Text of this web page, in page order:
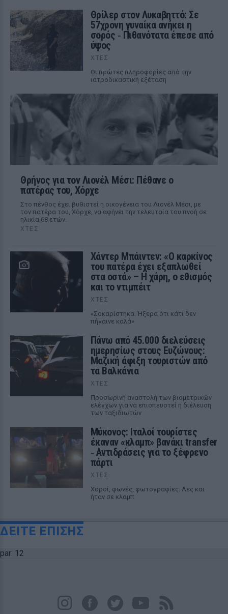
Θρίλερ στον Λυκαβηττό: Σε
57χρονη γυναίκα ανήκει η
σορός ‑ Πιθανότατα έπεσε από
ύψος
ΧΤΕΣ
Οι πρώτες πληροφορίες από την
ιατροδικαστική εξέταση
Θρήνος για τον Λιονέλ Μέσι: Πέθανε ο
πατέρας του, Χόρχε
Στο πένθος έχει βυθιστεί η οικογένεια του Λιονέλ Μέσι, με
τον πατέρα του, Χόρχε, να αφήνει την τελευταία του πνοή σε
ηλικία 68 ετών.
ΧΤΕΣ
Χάντερ Μπάιντεν: «Ο καρκίνος
του πατέρα έχει εξαπλωθεί
στα οστά» – Η χάρη, ο εθισμός
και το ντιμπέιτ
ΧΤΕΣ
«Σοκαρίστηκα. Ήξερα ότι κάτι δεν
πήγαινε καλά»
Πάνω από 45.000 διελεύσεις
ημερησίως στους Ευζώνους:
Μαζική άφιξη τουριστών από
τα Βαλκάνια
ΧΤΕΣ
Προσωρινή αναστολή των βιομετρικών
ελέγχων για να επισπευστεί η διέλευση
των ταξιδιωτών
Μύκονος: Ιταλοί τουρίστες
έκαναν «κλαμπ» βανάκι transfer
‑ Αντιδράσεις για το ξέφρενο
πάρτι
ΧΤΕΣ
Χοροί, φωνές, φωτογραφίες: Λες και
ήταν σε κλαμπ
ΔΕΙΤΕ ΕΠΙΣΗΣ
par: 12